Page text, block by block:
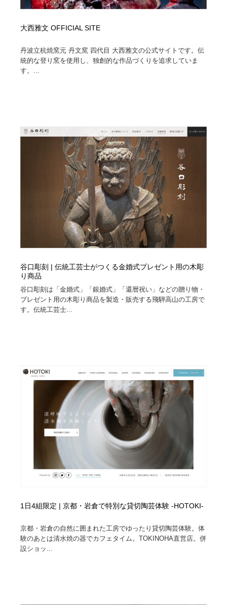
大西雅文 OFFICIAL SITE
丹波立杭焼窯元 丹文窯 四代目 大西雅文の公式サイトです。伝
統的な登り窯を使用し、独創的な作品づくりを追求していま
す。...
谷口彫刻 | 伝統工芸士がつくる金婚式プレゼント用の木彫
り商品
谷口彫刻は「金婚式」「銀婚式」「還暦祝い」などの贈り物・
プレゼント用の木彫り商品を製造・販売する飛騨高山の工房で
す。伝統工芸士...
1日4組限定 | 京都・岩倉で特別な貸切陶芸体験 -HOTOKI-
京都・岩倉の自然に囲まれた工房でゆったり貸切陶芸体験。体
験のあとは清水焼の器でカフェタイム。TOKINOHA直営店。併
設ショッ...